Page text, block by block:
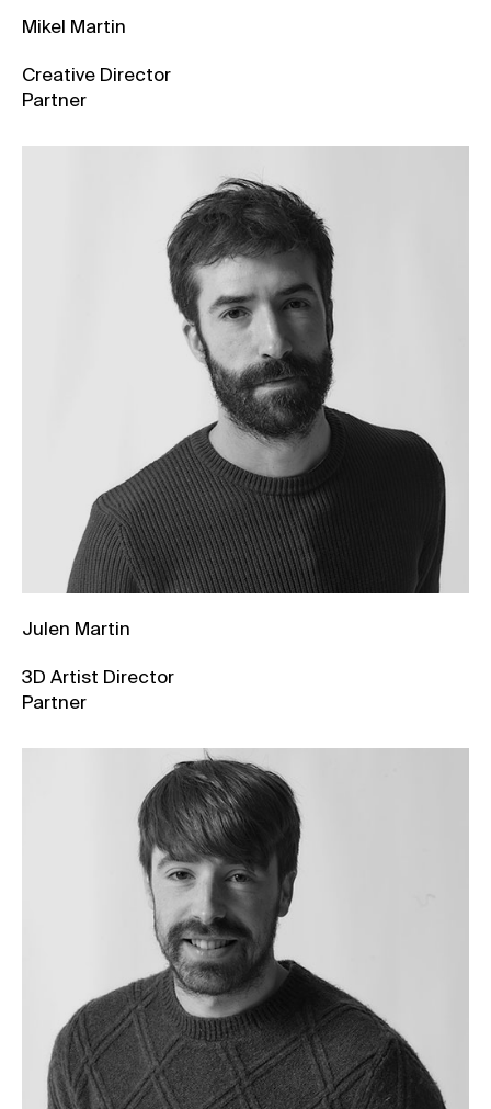
Mikel Martin
Creative Director
Partner
Julen Martin
3D Artist Director
Partner